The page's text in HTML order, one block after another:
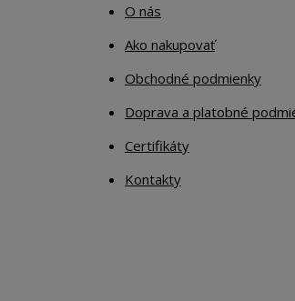
O nás
Ako nakupovať
Obchodné podmienky
Doprava a platobné
Certifikáty
Kontakty